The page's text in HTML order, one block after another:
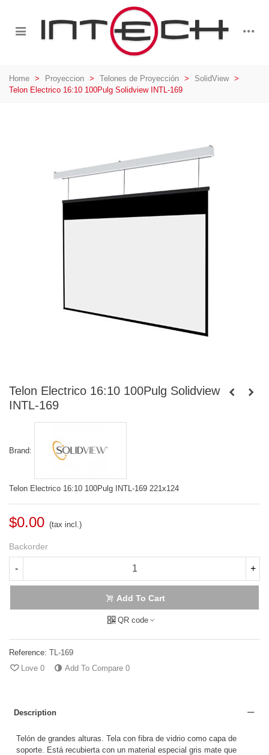
Home > Proyeccion > Telones de Proyección > SolidView >
Telon Electrico 16:10 100Pulg Solidview INTL-169
Telon Electrico 16:10 100Pulg Solidview
INTL-169
Brand:
Telon Electrico 16:10 100Pulg INTL-169 221x124
$0.00 (tax incl.)
Backorder
- +
Add To Cart
QR code
Reference: TL-169
Love 0 Add To Compare 0
Description
Telón de grandes alturas. Tela con fibra de vidrio como capa de
soporte. Está recubierta con un material especial gris mate que